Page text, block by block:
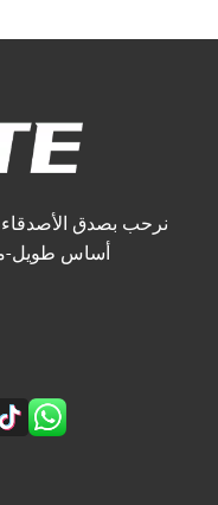
نرحب بصدق الأصدقاء
أساس طويل-